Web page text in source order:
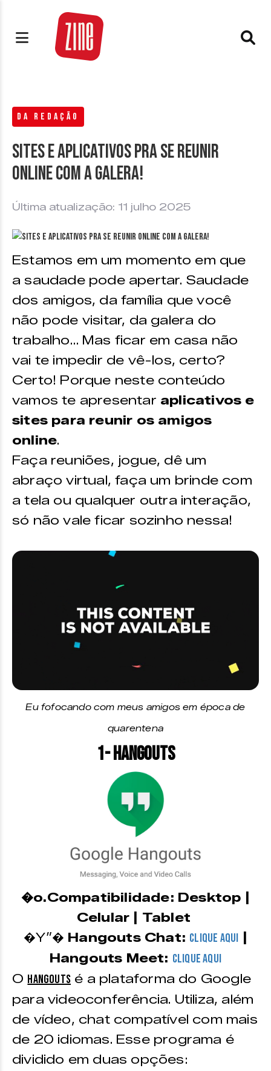
DA REDAÇÃO
Sites e aplicativos pra se reunir
online com a galera!
Última atualização: 11 julho 2025
Estamos em um momento em que
a saudade pode apertar. Saudade
dos amigos, da família que você
não pode visitar, da galera do
trabalho… Mas ficar em casa não
vai te impedir de vê-los, certo?
Certo! Porque neste conteúdo
vamos te apresentar aplicativos e
sites para reunir os amigos
online.
Faça reuniões, jogue, dê um
abraço virtual, faça um brinde com
a tela ou qualquer outra interação,
só não vale ficar sozinho nessa!
Eu fofocando com meus amigos em época de
quarentena
1- Hangouts
�o.Compatibilidade: Desktop |
Celular | Tablet
�Y”� Hangouts Chat: CLIQUE AQUI
Hangouts Meet: CLIQUE AQUI
O Hangouts é a plataforma do Google
para videoconferência. Utiliza, além
de vídeo, chat compatível com mais
de 20 idiomas. Esse programa é
dividido em duas opções: